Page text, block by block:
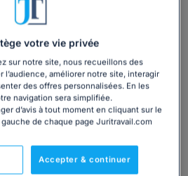
modèle de lettre ?
peut être conclu avec la caution
de bail afin qu'il puisse être
caution solidaireprêt à l’emploi
parties, montant garanti,
durée de l’engagement, etc.)
votre vie privée
sur notre site, nous recueillons des
l’audience, améliorer notre site, interagir
des offres personnalisées. En les
navigation sera simplifiée.
d’avis à tout moment en cliquant sur le
de chaque page Juritravail.com
Accepter & continuer